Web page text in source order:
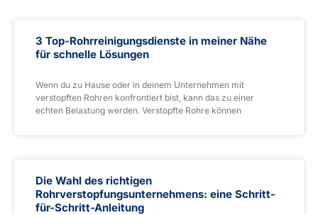
3 Top-Rohrreinigungsdienste in meiner Nähe
für schnelle Lösungen
Wenn du zu Hause oder in deinem Unternehmen mit
verstopften Rohren konfrontiert bist, kann das zu einer
echten Belastung werden. Verstopfte Rohre können
Die Wahl des richtigen
Rohrverstopfungsunternehmens: eine Schritt-
für-Schritt-Anleitung